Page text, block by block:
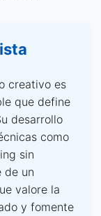
creativo es
que define
desarrollo
como
sin
de un
valore la
y fomente